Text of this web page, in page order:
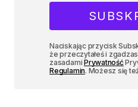
Naciskając przycisk
że przeczytałeś i
zasadamiPrywatność
Regulamin. Możesz się